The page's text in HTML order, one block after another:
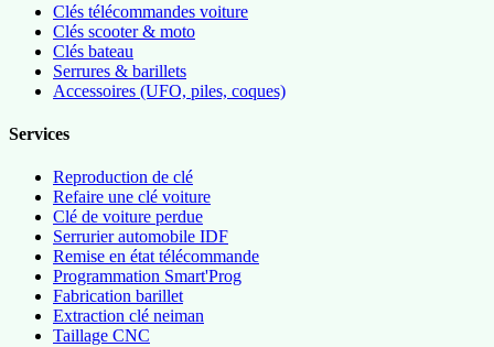
Clés télécommandes voiture
Clés scooter & moto
Clés bateau
Serrures & barillets
Accessoires (UFO, piles, coques)
Services
Reproduction de clé
Refaire une clé voiture
Clé de voiture perdue
Serrurier automobile IDF
Remise en état télécommande
Programmation Smart'Prog
Fabrication barillet
Extraction clé neiman
Taillage CNC